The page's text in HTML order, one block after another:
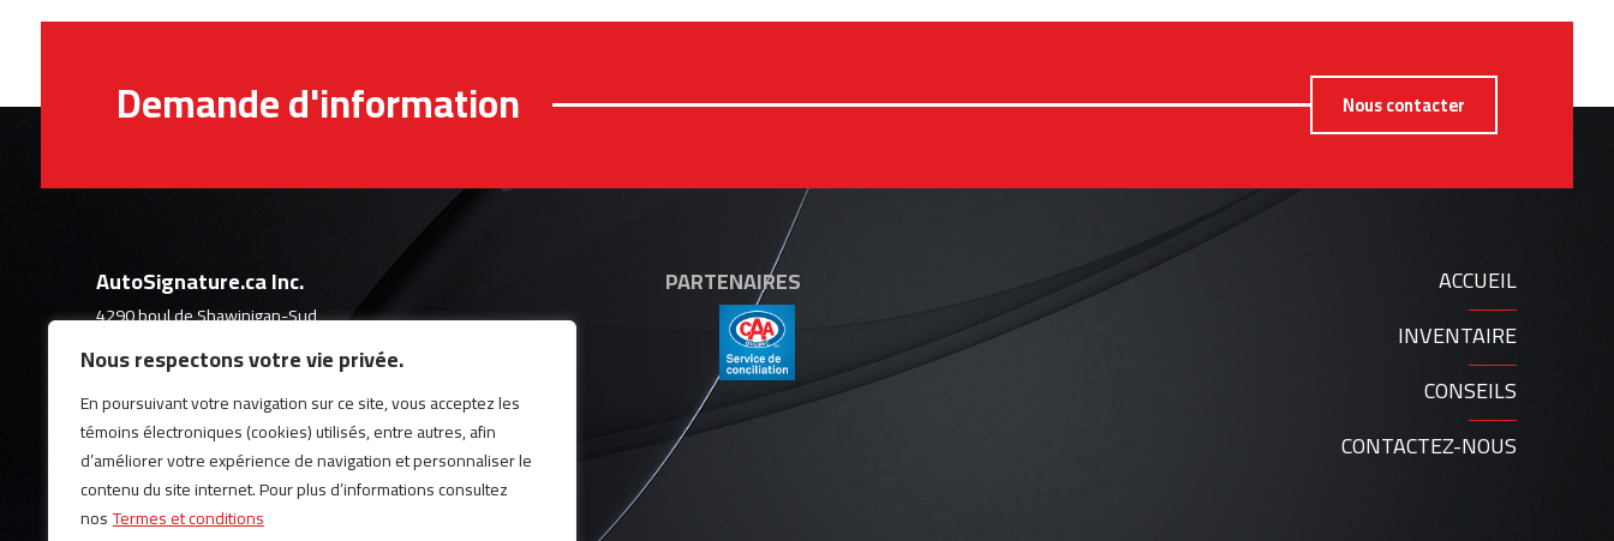
Nous respectons votre vie privée.
En poursuivant votre navigation sur ce site, vous acceptez les
témoins électroniques (cookies) utilisés, entre autres, afin
d’améliorer votre expérience de navigation et personnaliser le
contenu du site internet. Pour plus d’informations consultez
nosTermes et conditions
Demande d'information Nous contacter
AutoSignature.ca Inc.
4290 boul de Shawinigan-Sud
G9P 4G2
(819) 531-2074
PARTENAIRES
ACCUEIL
INVENTAIRE
CONSEILS
CONTACTEZ-NOUS